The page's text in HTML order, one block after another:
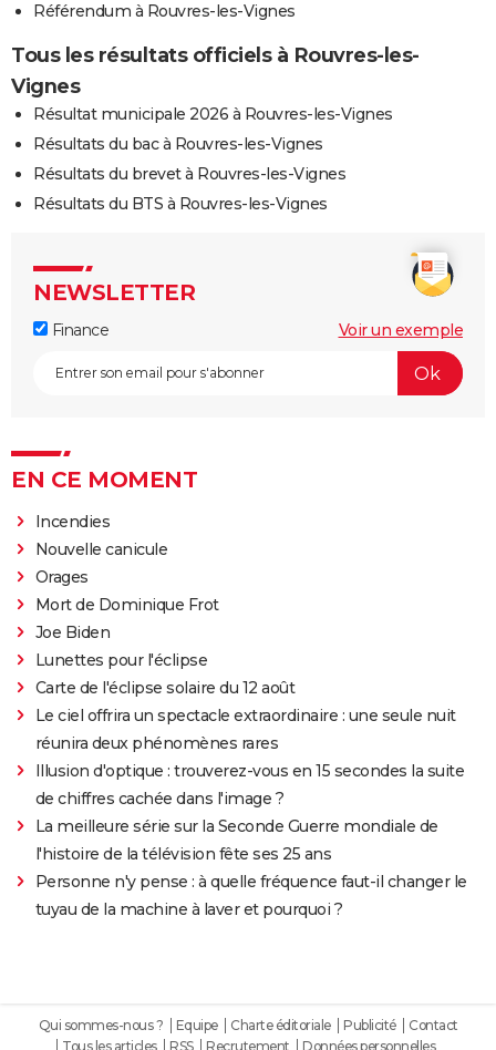
Référendum à Rouvres-les-Vignes
Tous les résultats officiels à Rouvres-les-
Vignes
Résultat municipale 2026 à Rouvres-les-Vignes
Résultats du bac à Rouvres-les-Vignes
Résultats du brevet à Rouvres-les-Vignes
Résultats du BTS à Rouvres-les-Vignes
NEWSLETTER
Finance Voir un exemple
EN CE MOMENT
Incendies
Nouvelle canicule
Orages
Mort de Dominique Frot
Joe Biden
Lunettes pour l'éclipse
Carte de l'éclipse solaire du 12 août
Le ciel offrira un spectacle extraordinaire : une seule nuit
réunira deux phénomènes rares
Illusion d'optique : trouverez-vous en 15 secondes la suite
de chiffres cachée dans l'image ?
La meilleure série sur la Seconde Guerre mondiale de
l'histoire de la télévision fête ses 25 ans
Personne n'y pense : à quelle fréquence faut-il changer le
tuyau de la machine à laver et pourquoi ?
Qui sommes-nous ? Equipe Charte éditoriale Publicité
Contact
Tous les articles
RSS Recrutement Données personnelles